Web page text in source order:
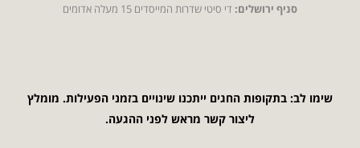
סניף ירושלים:די סיטי שדרות המייסדים 15 מעלה אדומים
שימו לב: בתקופות החגים ייתכנו שינויים בזמני הפעילות. מומלץ
ליצור קשר מראש לפני ההגעה.